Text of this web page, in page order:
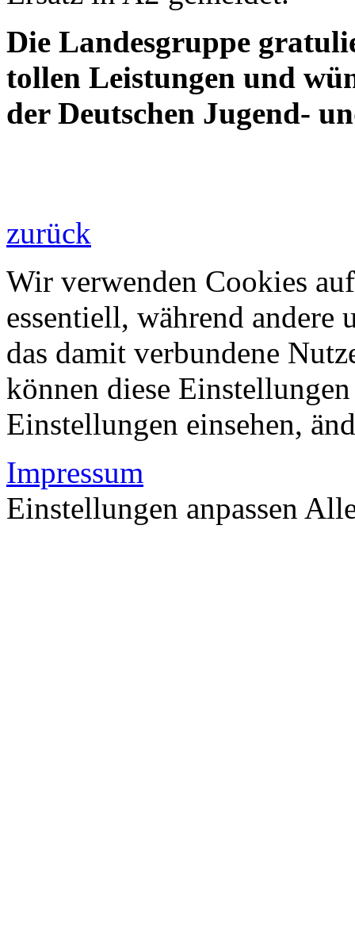
Die Landesgruppe
tollen Leistungen und
der Deutschen Jugend-
zurück
Wir verwenden Cookies
essentiell, während andere
das damit verbundene
können diese
Einstellungen einsehen,
Impressum
Einstellungen anpassen